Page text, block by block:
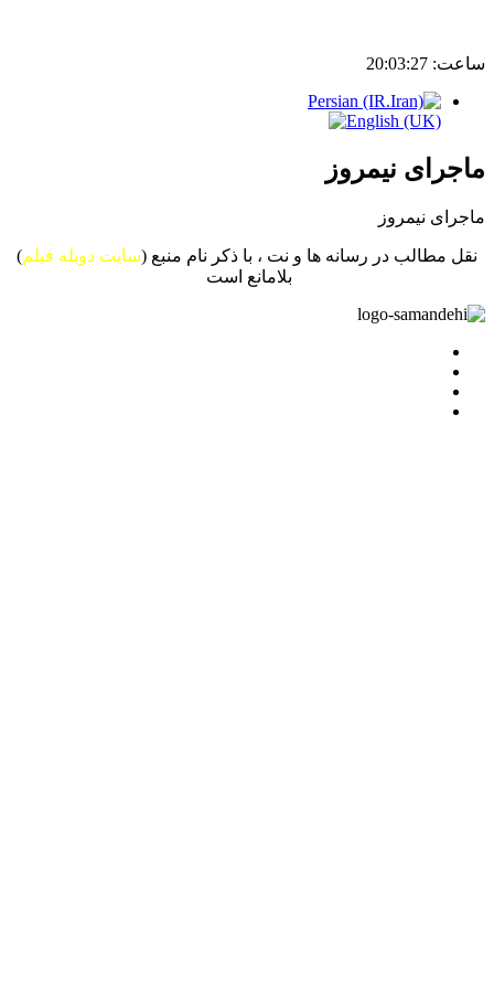
ساعت: 20:03:27
ماجرای نیمروز
ماجرای نیمروز
نقل مطالب در رسانه ها و نت ، با ذکر نام منبع (سایت دوبله فیلم)
بلامانع است